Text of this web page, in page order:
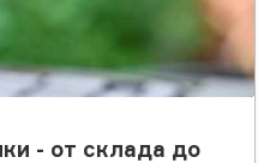
- от склада до